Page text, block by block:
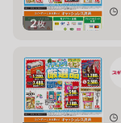
2枚